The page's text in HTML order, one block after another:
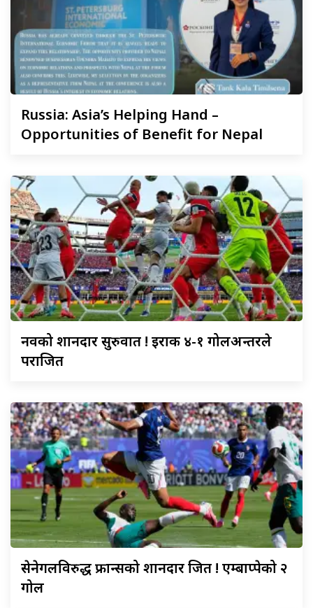
Russia: Asia’s Helping Hand –
Opportunities of Benefit for Nepal
नर्वेकोशानदार सुरुवात ! इराक ४-१ गोलअन्तरले
पराजित
सेनेगलविरुद्धफ्रान्सको शानदार जित ! एम्बाप्पेको २
गोल